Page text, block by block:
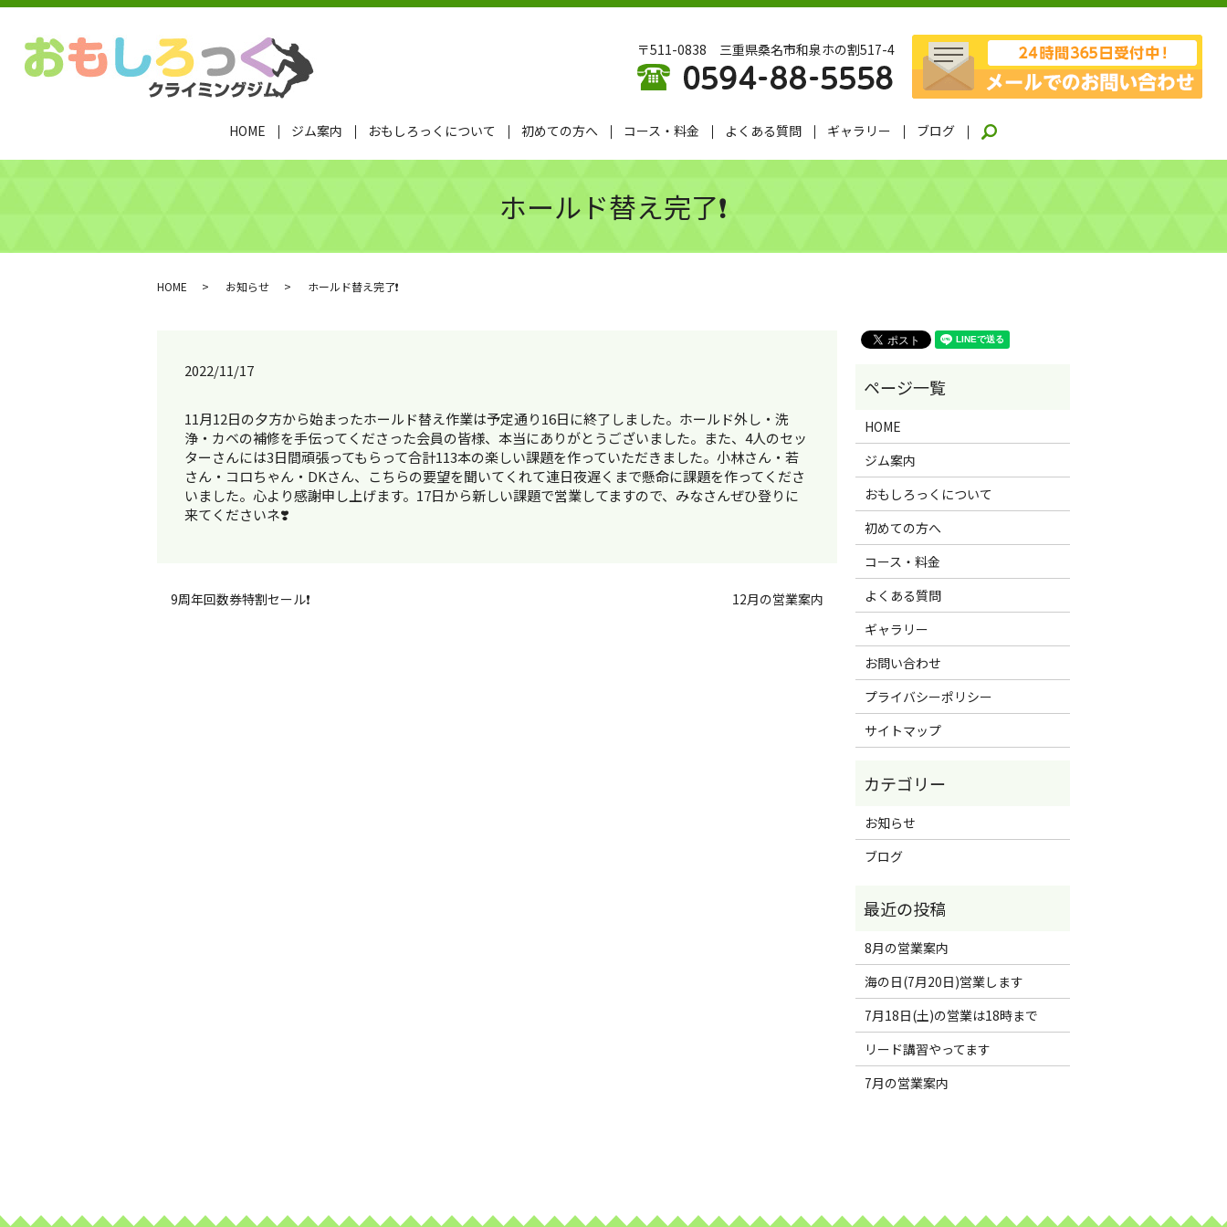
〒511-0838 三重県桑名市和泉ホの割517-4
HOME ジム案内 おもしろっくについて 初めての方へ コース・料金 よくある質問 ギャラリー ブログ
ホールド替え完了❗️
HOME お知らせ ホールド替え完了❗️
2022/11/17
11月12日の夕方から始まったホールド替え作業は予定通り16日に終了しました。ホールド外し・洗
浄・カベの補修を手伝ってくださった会員の皆様、本当にありがとうございました。また、4人のセッ
ターさんには3日間頑張ってもらって合計113本の楽しい課題を作っていただきました。小林さん・若
さん・コロちゃん・DKさん、こちらの要望を聞いてくれて連日夜遅くまで懸命に課題を作ってくださ
いました。心より感謝申し上げます。17日から新しい課題で営業してますので、みなさんぜひ登りに
来てくださいネ❣️
9周年回数券特割セール❗️ 12月の営業案内
HOME
ジム案内
おもしろっくについて
初めての方へ
コース・料金
よくある質問
ギャラリー
お問い合わせ
プライバシーポリシー
サイトマップ
お知らせ
ブログ
8月の営業案内
海の日(7月20日)営業します
7月18日(土)の営業は18時まで
リード講習やってます
7月の営業案内